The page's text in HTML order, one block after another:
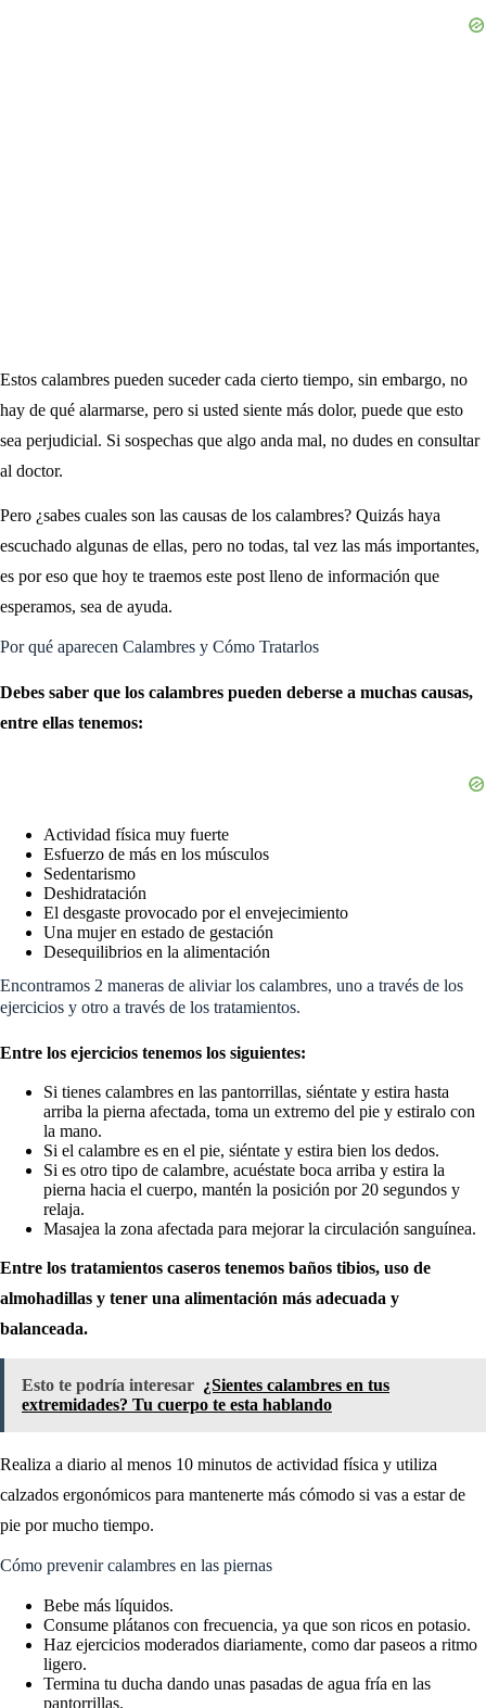
Estos calambres pueden suceder cada cierto tiempo, sin embargo, no
hay de qué alarmarse, pero si usted siente más dolor, puede que esto
sea perjudicial. Si sospechas que algo anda mal, no dudes en consultar
al doctor.
Pero ¿sabes cuales son las causas de los calambres? Quizás haya
escuchado algunas de ellas, pero no todas, tal vez las más importantes,
es por eso que hoy te traemos este post lleno de información que
esperamos, sea de ayuda.
Por qué aparecen Calambres y Cómo Tratarlos
Debes saber que los calambres pueden deberse a muchas causas,
entre ellas tenemos:
Actividad física muy fuerte
Esfuerzo de más en los músculos
Sedentarismo
Deshidratación
El desgaste provocado por el envejecimiento
Una mujer en estado de gestación
Desequilibrios en la alimentación
Encontramos 2 maneras de aliviar los calambres, uno a través de los
ejercicios y otro a través de los tratamientos.
Entre los ejercicios tenemos los siguientes:
Si tienes calambres en las pantorrillas, siéntate y estira hasta
arriba la pierna afectada, toma un extremo del pie y estiralo con
la mano.
Si el calambre es en el pie, siéntate y estira bien los dedos.
Si es otro tipo de calambre, acuéstate boca arriba y estira la
pierna hacia el cuerpo, mantén la posición por 20 segundos y
relaja.
Masajea la zona afectada para mejorar la circulación sanguínea.
Entre los tratamientos caseros tenemos baños tibios, uso de
almohadillas y tener una alimentación más adecuada y
balanceada.
Esto te podría interesar ¿Sientes calambres en tus
extremidades? Tu cuerpo te esta hablando
Realiza a diario al menos 10 minutos de actividad física y utiliza
calzados ergonómicos para mantenerte más cómodo si vas a estar de
pie por mucho tiempo.
Cómo prevenir calambres en las piernas
Bebe más líquidos.
Consume plátanos con frecuencia, ya que son ricos en potasio.
Haz ejercicios moderados diariamente, como dar paseos a ritmo
ligero.
Termina tu ducha dando unas pasadas de agua fría en las
pantorrillas.